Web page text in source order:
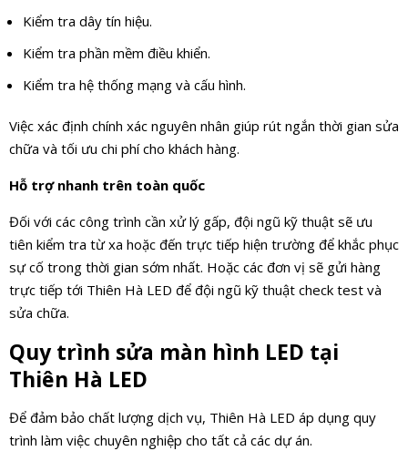
Kiểm tra dây tín hiệu.
Kiểm tra phần mềm điều khiển.
Kiểm tra hệ thống mạng và cấu hình.
Việc xác định chính xác nguyên nhân giúp rút ngắn thời gian sửa
chữa và tối ưu chi phí cho khách hàng.
Hỗ trợ nhanh trên toàn quốc
Đối với các công trình cần xử lý gấp, đội ngũ kỹ thuật sẽ ưu
tiên kiểm tra từ xa hoặc đến trực tiếp hiện trường để khắc phục
sự cố trong thời gian sớm nhất. Hoặc các đơn vị sẽ gửi hàng
trực tiếp tới Thiên Hà LED để đội ngũ kỹ thuật check test và
sửa chữa.
Quy trình sửa màn hình LED tại
Thiên Hà LED
Để đảm bảo chất lượng dịch vụ, Thiên Hà LED áp dụng quy
trình làm việc chuyên nghiệp cho tất cả các dự án.